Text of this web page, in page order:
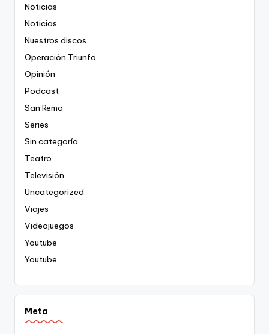
Noticias
Noticias
Nuestros discos
Operación Triunfo
Opinión
Podcast
San Remo
Series
Sin categoría
Teatro
Televisión
Uncategorized
Viajes
Videojuegos
Youtube
Youtube
Meta